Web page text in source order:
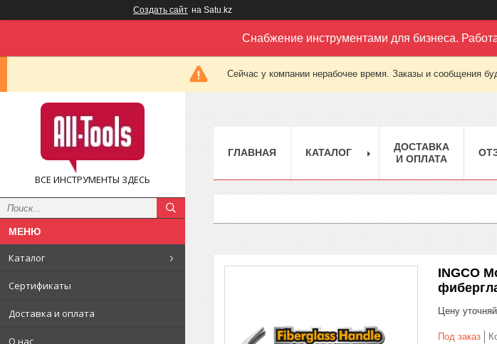
Создать сайт на Satu.kz
Снабжение инструментами для бизнеса.
Сейчас у компании нерабочее время. Заказы и сообщения
ВСЕ ИНСТРУМЕНТЫ ЗДЕСЬ
Каталог
Сертификаты
Доставка и оплата
О нас
ГЛАВНАЯ КАТАЛОГ
ДОСТАВКА
И ОПЛАТА
INGCO
Цену
Под заказ